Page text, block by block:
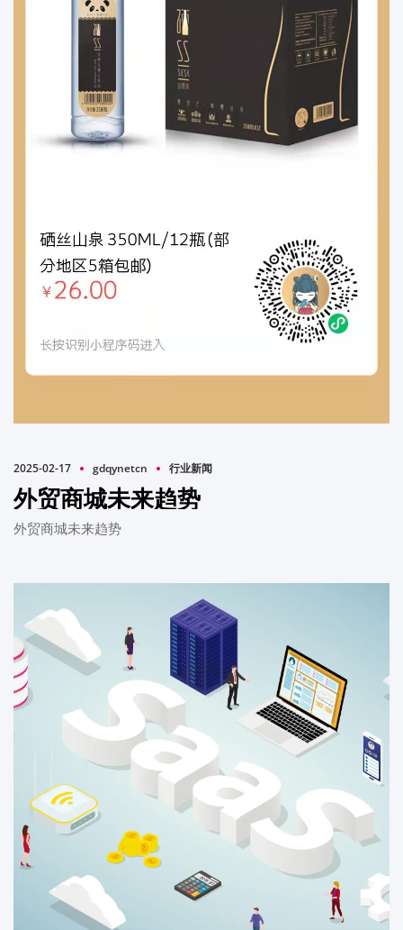
2025-02-17 gdqynetcn 行业新闻
外贸商城未来趋势
外贸商城未来趋势